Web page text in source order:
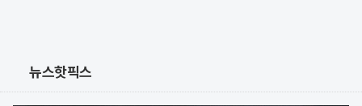
뉴스핫픽스